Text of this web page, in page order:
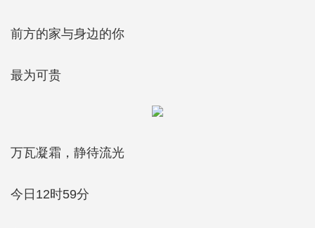
前方的家与身边的你
最为可贵
万瓦凝霜，静待流光
今日12时59分